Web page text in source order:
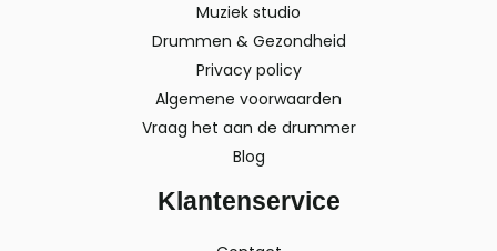
Muziek studio
Drummen & Gezondheid
Privacy policy
Algemene voorwaarden
Vraag het aan de drummer
Blog
Klantenservice